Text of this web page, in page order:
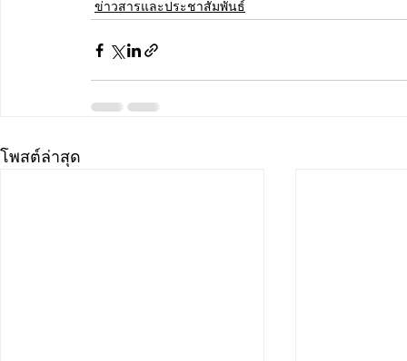
ข่าวสารและประชาสัมพันธ์
โพสต์ล่าสุด